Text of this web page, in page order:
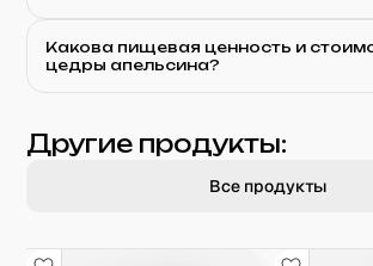
Какова пищевая ценность и
цедры апельсина?
Другие продукты:
Все продукты